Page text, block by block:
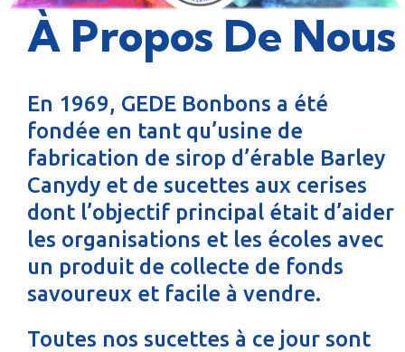
À Propos De Nous
En 1969, GEDE Bonbons a été
fondée en tant qu’usine de
fabrication de sirop d’érable Barley
Canydy et de sucettes aux cerises
dont l’objectif principal était d’aider
les organisations et les écoles avec
un produit de collecte de fonds
savoureux et facile à vendre.
Toutes nos sucettes à ce jour sont